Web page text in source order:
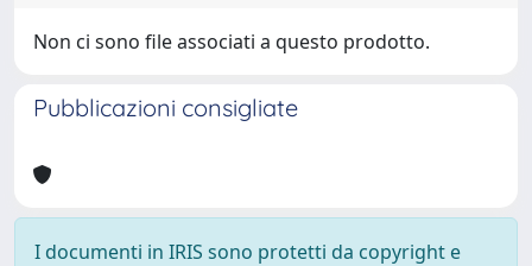
Non ci sono file associati a questo prodotto.
Pubblicazioni consigliate
I documenti in IRIS sono protetti da copyright e